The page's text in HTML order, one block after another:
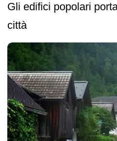
Gli edifici popolari
città